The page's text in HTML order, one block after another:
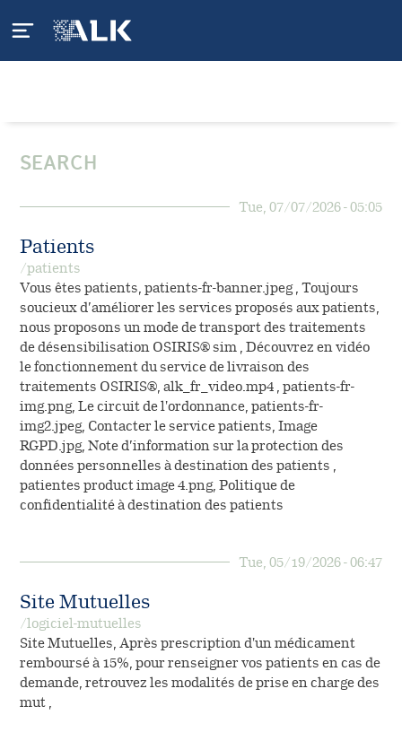
ALK en France
Nos engagements
Carrières
L'Allergie
Qu'est-ce que l'asthme ?
Anaphylaxie
Traiter l'allergie
Gamme APSI
Gamme Spécialités
Pharmacovigilance
Désignation des principes
actifs
Nos services
Application mobile
Ma vie d'allergiK
Fiches conseils sur les
allergènes
Housses anti-acariens
Vous êtes patients
Le circuit de l’ordonnance
Contacter le service relation
patient
Vous êtes professionnel
de santé
SEARCH
Tue, 07/07/2026 - 05:05
Patients
/patients
Vous êtes patients, patients-fr-banner.jpeg , Toujours
soucieux d’améliorer les services proposés aux patients,
nous proposons un mode de transport des traitements
de désensibilisation OSIRIS® sim , Découvrez en vidéo
le fonctionnement du service de livraison des
traitements OSIRIS®, alk_fr_video.mp4 , patients-fr-
img.png, Le circuit de l'ordonnance, patients-fr-
img2.jpeg, Contacter le service patients, Image
RGPD.jpg, Note d’information sur la protection des
données personnelles à destination des patients ,
patientes product image 4.png, Politique de
confidentialité à destination des patients
Tue, 05/19/2026 - 06:47
Site Mutuelles
/logiciel-mutuelles
Site Mutuelles, Après prescription d'un médicament
remboursé à 15%, pour renseigner vos patients en cas de
demande, retrouvez les modalités de prise en charge des
mut ,